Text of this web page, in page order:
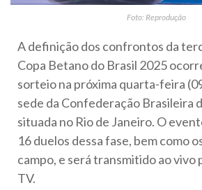
Foto: Reprodução
A definição dos confrontos da
Copa Betano do Brasil 2025
sorteio na próxima quarta-feira
sede da Confederação Brasileira
situada no Rio de Janeiro. O
16 duelos dessa fase, bem como
campo, e será transmitido ao vivo
TV.